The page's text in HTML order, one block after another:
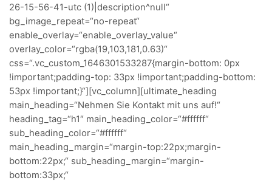
26-15-56-41-utc (1)|description^null“
bg_image_repeat=“no-repeat“
enable_overlay=“enable_overlay_value“
overlay_color=“rgba(19,103,181,0.63)“
css=“.vc_custom_1646301533287{margin-bottom: 0px
!important;padding-top: 33px !important;padding-bottom:
53px !important;}“][vc_column][ultimate_heading
main_heading=“Nehmen Sie Kontakt mit uns auf!“
heading_tag=“h1″ main_heading_color=“#ffffff“
sub_heading_color=“#ffffff“
main_heading_margin=“margin-top:22px;margin-
bottom:22px;“ sub_heading_margin=“margin-
bottom:33px;“